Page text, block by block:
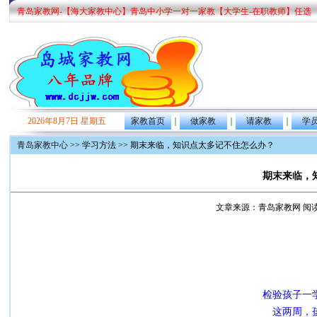
青岛家教网-【海大家教中心】青岛中小学一对一家教【大学生-在职教师】任选
2026年8月7日 星期五 家教首页 ｜ 做家教 ｜ 请家教 ｜ 学
青岛家教中心>> 学习方法 >> 期末来临，知识点太多记不住怎么办？
期末来临，
文章来源：青岛家教网 阅
检验孩子一
这两周，